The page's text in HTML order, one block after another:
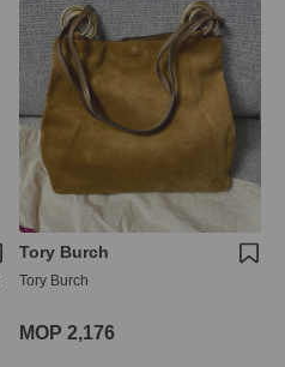
Tory Burch
Tory Burch
MOP 2,176